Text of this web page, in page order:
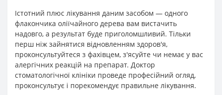
Істотний плюс лікування даним засобом — одного
флакончика оліїчайного дерева вам вистачить
надовго, а результат буде приголомшливий. Тільки
перш ніж зайнятися відновленням здоров'я,
проконсультуйтеся з фахівцем, з'ясуйте чи немає у вас
алергічних реакцій на препарат. Доктор
стоматологічної клініки проведе професійний огляд,
проконсультує і порекомендує правильне лікування.